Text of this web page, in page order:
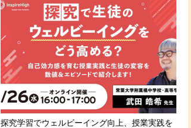
探究学習でウェルビーイング向上、授業実践を